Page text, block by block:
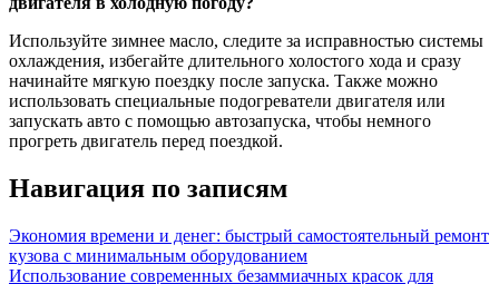
Используйте зимнее масло, следите за исправностью системы
охлаждения, избегайте длительного холостого хода и сразу
начинайте мягкую поездку после запуска. Также можно
использовать специальные подогреватели двигателя или
запускать авто с помощью автозапуска, чтобы немного
прогреть двигатель перед поездкой.
Навигация по записям
Экономия времени и денег: быстрый самостоятельный ремонт
кузова с минимальным оборудованием
Использование современных безаммиачных красок для